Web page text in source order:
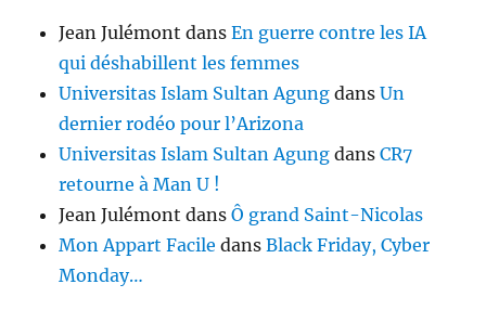
Jean Julémont dansEn guerre contre les IA
qui déshabillent les femmes
Universitas Islam Sultan Agung dansUn
dernier rodéo pour l’Arizona
Universitas Islam Sultan Agung dansCR7
retourne à Man U !
Jean Julémont dansÔ grand Saint-Nicolas
Mon Appart Facile dansBlack Friday, Cyber
Monday…